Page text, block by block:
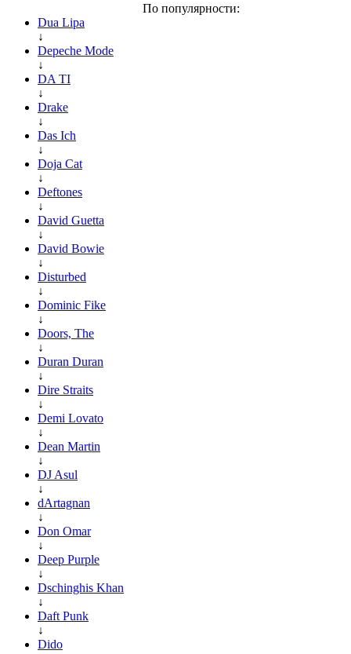
По популярности:
Dua Lipa
↓
Depeche Mode
↓
DA TI
↓
Drake
↓
Das Ich
↓
Doja Cat
↓
Deftones
↓
David Guetta
↓
David Bowie
↓
Disturbed
↓
Dominic Fike
↓
Doors, The
↓
Duran Duran
↓
Dire Straits
↓
Demi Lovato
↓
Dean Martin
↓
DJ Asul
↓
dArtagnan
↓
Don Omar
↓
Deep Purple
↓
Dschinghis Khan
↓
Daft Punk
↓
Dido